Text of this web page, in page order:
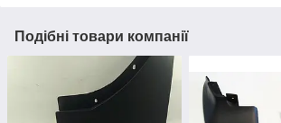
Подібні товари компанії